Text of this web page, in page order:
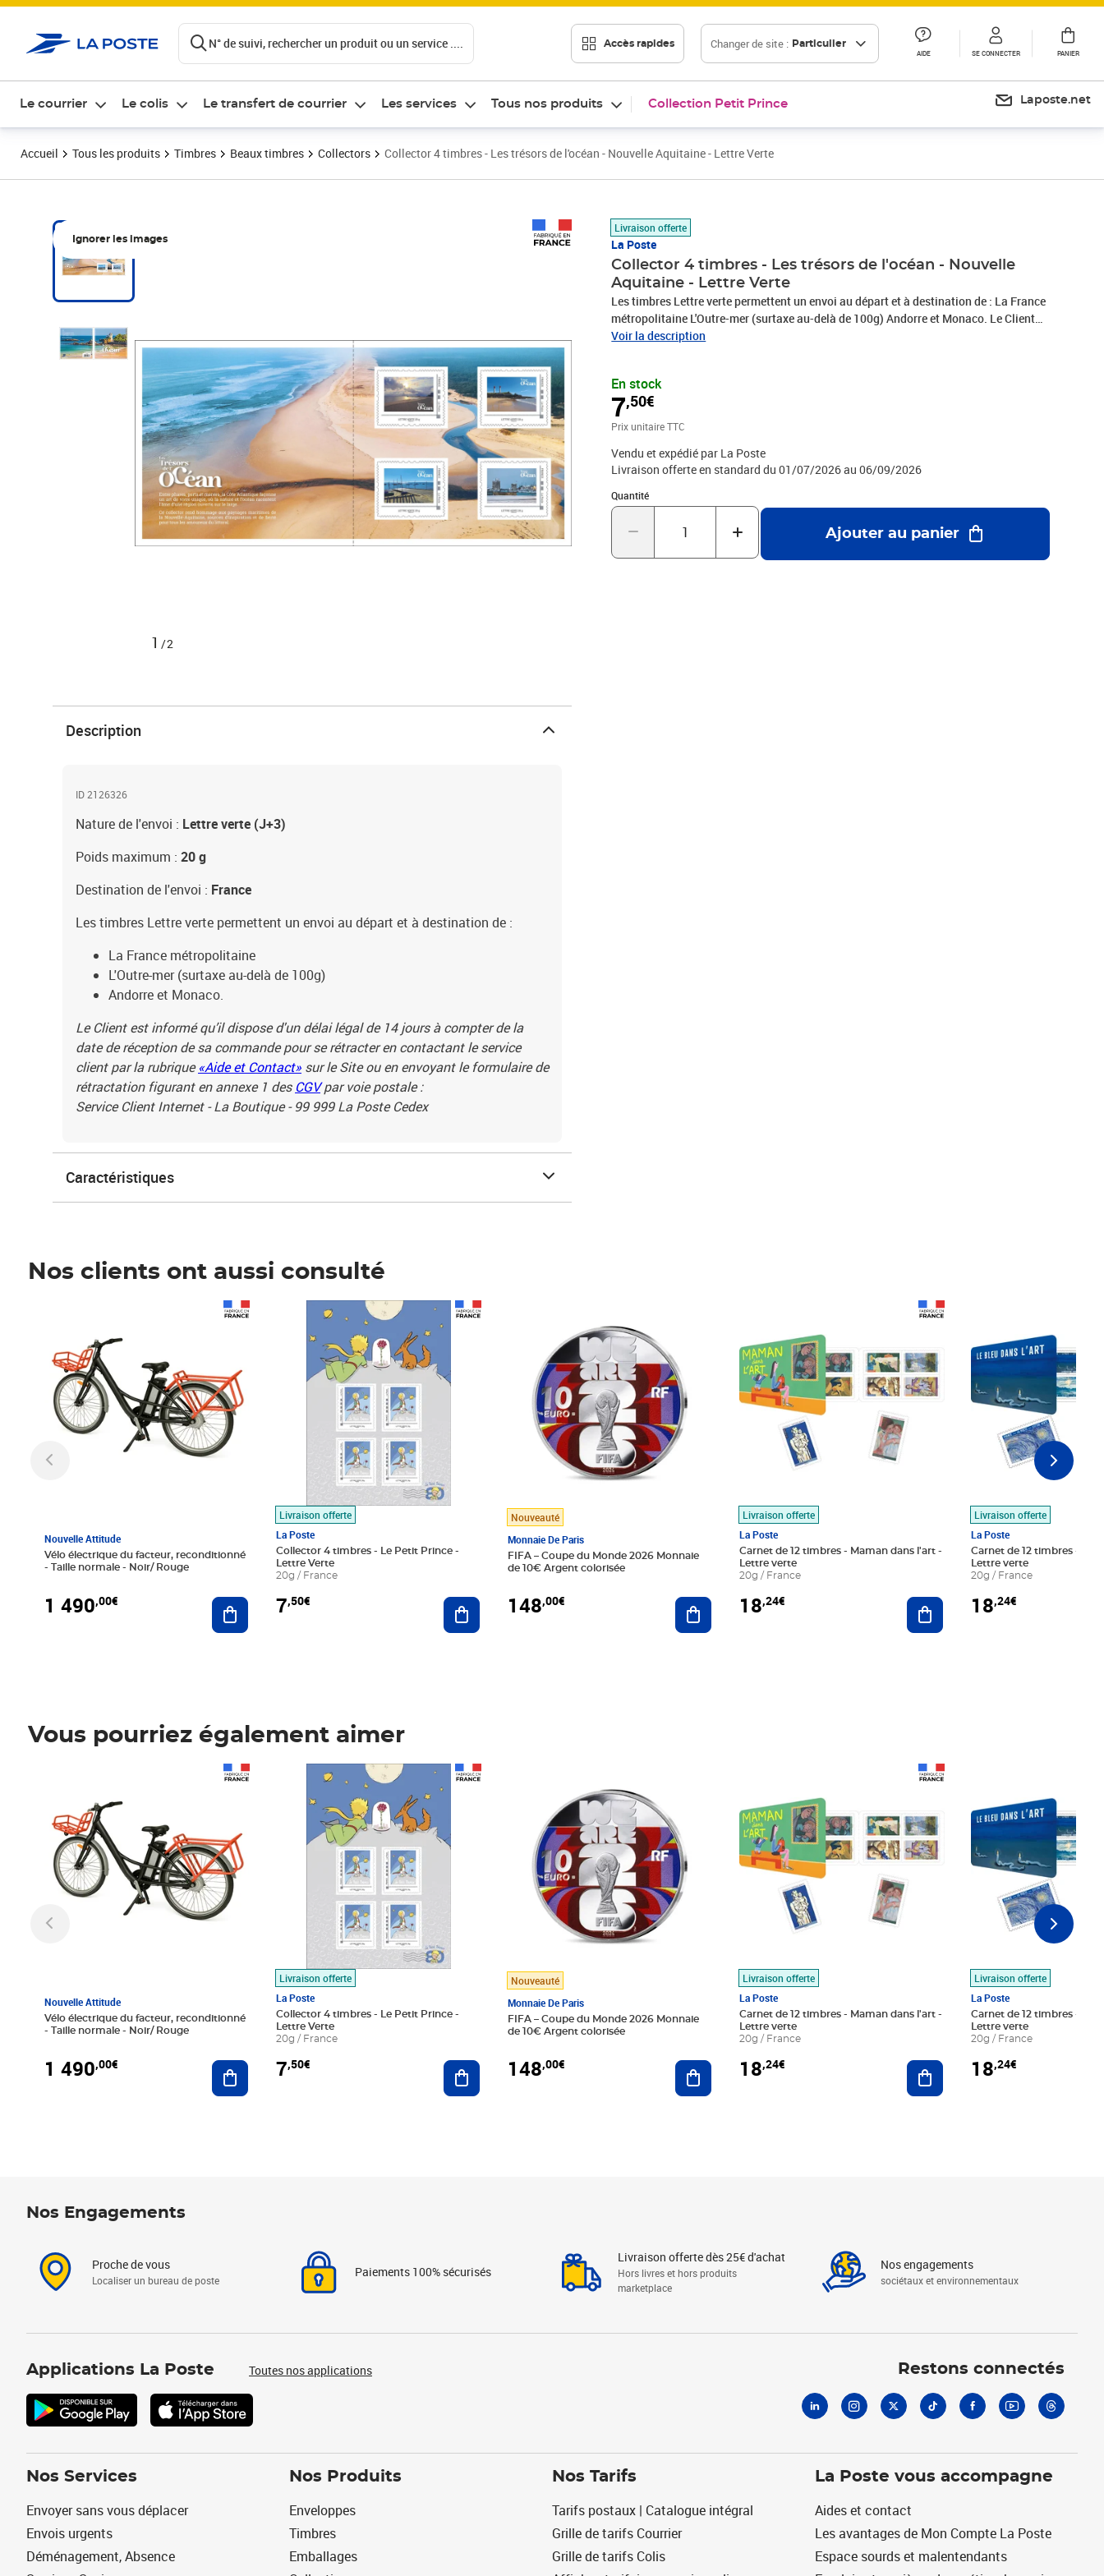
N° de suivi, rechercher un produit ou un service .... Accès rapides Changer de site : Particulier
AIDE SE CONNECTER PANIER
Le courrier Le colis Le transfert de courrier Les services Tous nos produits Collection Petit Prince Laposte.net
Accueil Tous les produits Timbres Beaux timbres Collectors Collector 4 timbres - Les trésors de l'océan - Nouvelle Aquitaine - Lettre Verte
Ignorer les images
1 /2
Livraison offerte
La Poste
Collector 4 timbres - Les trésors de l'océan - Nouvelle
Aquitaine - Lettre Verte
Les timbres Lettre verte permettent un envoi au départ et à destination de : La France
métropolitaine L'Outre-mer (surtaxe au-delà de 100g) Andorre et Monaco. Le Client
est informé qu’il dispose d'un délai légal de 14 jours à compter de la date de réception
1 des CGV par voie postale : Service Client Internet - La Boutique - 99 999 La Poste
Cedex
Voir la description
En stock
7,50€
Prix 7,50€
Prix unitaire TTC
Vendu et expédié par La Poste
Livraison offerte en standard du 01/07/2026 au 06/09/2026
Quantité
Quantité : 1
Ajouter au panier
Description
ID 2126326
Nature de l'envoi : Lettre verte (J+3)
Poids maximum : 20 g
Destination de l'envoi : France
Les timbres Lettre verte permettent un envoi au départ et à destination de :
La France métropolitaine
L'Outre-mer (surtaxe au-delà de 100g)
Andorre et Monaco.
Le Client est informé qu’il dispose d'un délai légal de 14 jours à compter de la
date de réception de sa commande pour se rétracter en contactant le service
client par la rubrique«Aide et Contact» sur le Site ou en envoyant le formulaire de
rétractation figurant en annexe 1 des CGVpar voie postale :
Service Client Internet - La Boutique - 99 999 La Poste Cedex
Caractéristiques
Nos clients ont aussi consulté
Nouvelle Attitude
Vélo électrique du facteur, reconditionné
- Taille normale - Noir/ Rouge
1 490,00€ Ajouter au panier
Livraison offerte
La Poste
Collector 4 timbres - Le Petit Prince -
Lettre Verte
20g / France
7,50€
Prix 7,50€
Ajouter au panier
Nouveauté
Monnaie De Paris
FIFA – Coupe du Monde 2026 Monnaie
de 10€ Argent colorisée
148,00€ Ajouter au panier
Livraison offerte
La Poste
Carnet de 12 timbres - Maman dans l'art -
Lettre verte
20g / France
18,24€ Ajouter au panier
Livraison offerte
La Poste
Carnet de 12 timbres - Le
Lettre verte
20g / France
18,24€
Vous pourriez également aimer
Nouvelle Attitude
Vélo électrique du facteur, reconditionné
- Taille normale - Noir/ Rouge
1 490,00€ Ajouter au panier
Livraison offerte
La Poste
Collector 4 timbres - Le Petit Prince -
Lettre Verte
20g / France
7,50€
Prix 7,50€
Ajouter au panier
Nouveauté
Monnaie De Paris
FIFA – Coupe du Monde 2026 Monnaie
de 10€ Argent colorisée
148,00€ Ajouter au panier
Livraison offerte
La Poste
Carnet de 12 timbres - Maman dans l'art -
Lettre verte
20g / France
18,24€ Ajouter au panier
Livraison offerte
La Poste
Carnet de 12 timbres - Le
Lettre verte
20g / France
18,24€
Nos Engagements
Proche de vous
Localiser un bureau de poste
Paiements 100% sécurisés
Livraison offerte dès 25€ d'achat
Hors livres et hors produits
marketplace
Nos engagements
sociétaux et environnementaux
Applications La Poste Toutes nos applications Restons connectés
Nos Services
Envoyer sans vous déplacer
Envois urgents
Déménagement, Absence
Nos Produits
Enveloppes
Timbres
Emballages
Nos Tarifs
Tarifs postaux | Catalogue intégral
Grille de tarifs Courrier
Grille de tarifs Colis
La Poste vous accompagne
Aides et contact
Les avantages de Mon Compte La Poste
Espace sourds et malentendants